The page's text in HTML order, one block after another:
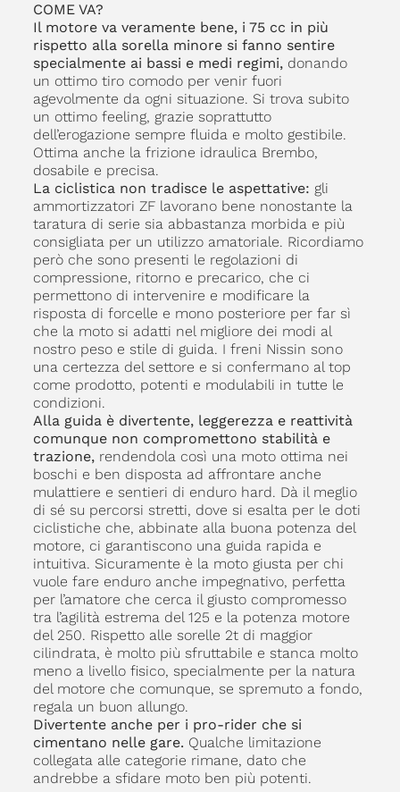
COME VA?
Il motore va veramente bene, i 75 cc in più
rispetto alla sorella minore si fanno sentire
specialmente ai bassi e medi regimi, donando
un ottimo tiro comodo per venir fuori
agevolmente da ogni situazione. Si trova subito
un ottimo feeling, grazie soprattutto
dell’erogazione sempre fluida e molto gestibile.
Ottima anche la frizione idraulica Brembo,
dosabile e precisa.
La ciclistica non tradisce le aspettative: gli
ammortizzatori ZF lavorano bene nonostante la
taratura di serie sia abbastanza morbida e più
consigliata per un utilizzo amatoriale. Ricordiamo
però che sono presenti le regolazioni di
compressione, ritorno e precarico, che ci
permettono di intervenire e modificare la
risposta di forcelle e mono posteriore per far sì
che la moto si adatti nel migliore dei modi al
nostro peso e stile di guida. I freni Nissin sono
una certezza del settore e si confermano al top
come prodotto, potenti e modulabili in tutte le
condizioni.
Alla guida è divertente, leggerezza e reattività
comunque non compromettono stabilità e
trazione,rendendola così una moto ottima nei
boschi e ben disposta ad affrontare anche
mulattiere e sentieri di enduro hard. Dà il meglio
di sé su percorsi stretti, dove si esalta per le doti
ciclistiche che, abbinate alla buona potenza del
motore, ci garantiscono una guida rapida e
intuitiva. Sicuramente è la moto giusta per chi
vuole fare enduro anche impegnativo, perfetta
per l’amatore che cerca il giusto compromesso
tra l’agilità estrema del 125 e la potenza motore
del 250. Rispetto alle sorelle 2t di maggior
cilindrata, è molto più sfruttabile e stanca molto
meno a livello fisico, specialmente per la natura
del motore che comunque, se spremuto a fondo,
regala un buon allungo.
Divertente anche per i pro-rider che si
cimentano nelle gare. Qualche limitazione
collegata alle categorie rimane, dato che
andrebbe a sfidare moto ben più potenti.